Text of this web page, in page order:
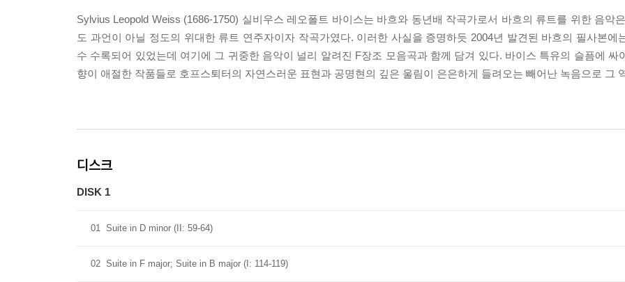
Sylvius Leopold Weiss (1686-1750) 실비우스 레오폴트 바이스는 바흐와 동년배 작곡가로서 바흐의 류트를 위한 음악
도 과언이 아닐 정도의 위대한 류트 연주자이자 작곡가였다. 이러한 사실을 증명하듯 2004년 발견된 바흐의 필사본에
수 수록되어 있었는데 여기에 그 귀중한 음악이 널리 알려진 F장조 모음곡과 함께 담겨 있다. 바이스 특유의 슬픔에 싸
향이 애절한 작품들로 호프스퇴터의 자연스러운 표현과 공명현의 깊은 울림이 은은하게 들려오는 빼어난 녹음으로 그
디스크
DISK 1
01 Suite in D minor (II: 59-64)
02 Suite in F major; Suite in B major (I: 114-119)